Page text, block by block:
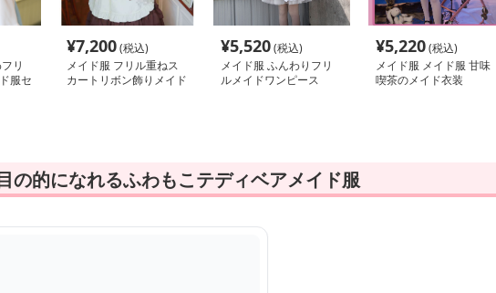
リ
服セ
¥7,200(税込)
メイド服 フリル重ねス
カートリボン飾りメイド
¥5,520(税込)
メイド服 ふんわりフリ
ルメイドワンピース
¥5,220(税込)
メイド服 メイド服 甘味
喫茶のメイド衣装
の的になれるふわもこテディベアメイド服